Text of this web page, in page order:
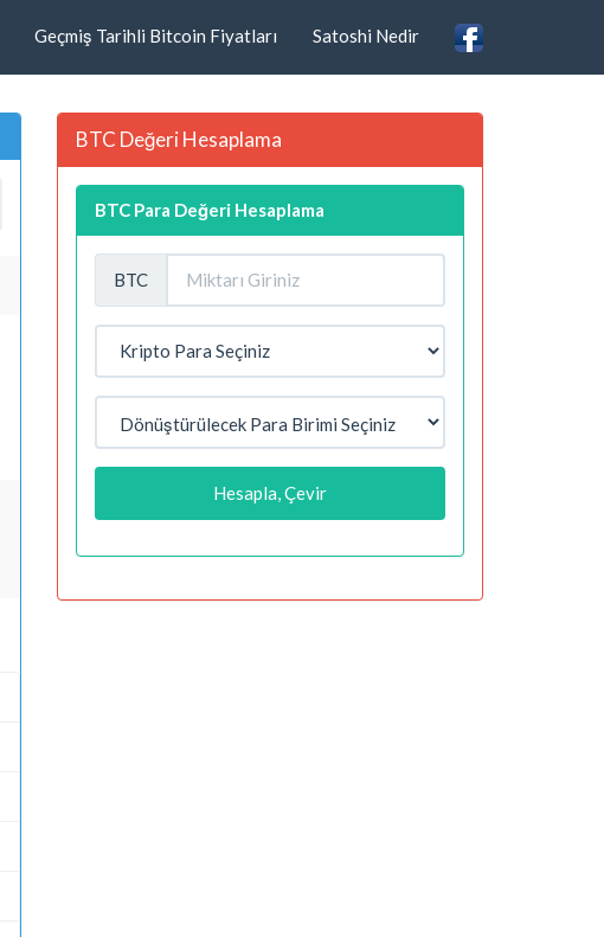
Geçmiş Tarihli Bitcoin Fiyatları Satoshi Nedir
BTC Değeri Hesaplama
BTC Para Değeri Hesaplama
BTC
Hesapla, Çevir